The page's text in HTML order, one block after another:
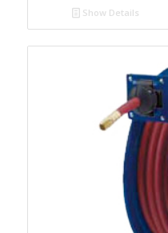
Show Details